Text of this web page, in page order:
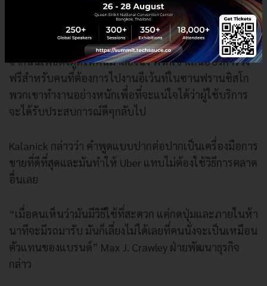
มี 3 คนจากทั้งหมด 10 คนที่โทรไปแล้วสนใจที่จะลอง
จากนั้นเพื่อดึงดูดให้คนมาลองนั่ง พวกเขาเสนอบริการวิ่ง
ฟรีสำหรับคนที่ต้องการไปงานอีเว้นท์ในซานฟรานซิสโก
พวกเขาทำงานอย่างหนักเพื่อที่จะแน่ใจได้ว่าผู้ใช้บริการ
จะได้รับประสบการณ์ดีๆกลับไป
Kalanick กล่าวว่า คำพูดแบบปากต่อปากเป็นเครื่องมือการ
ขายที่ดีที่สุดและมันทำให้ Uber แทบไม่ต้องใช้วิธีการตลาด
อื่นเลย
“เมื่อคนเห็นว่ามันมีวิธีใช้ที่สะดวก แค่กดปุ่มและภายในห้า
นาทีจะมีรถมารับ มันก็เลี่ยงไม่ได้เลยที่คนนั่งจะเป็นเหมือน
ตัวแทนของแบรนด์” Max J. Crawley ฝ่ายพัฒนาธุรกิจ
กล่าว